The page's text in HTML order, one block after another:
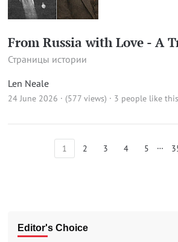
From Russia with Love - A
Страницы истории
Len Neale
24 June 2026 · (577 views) · 3 people like this
1 2 3 4 5 …
Editor's Choice